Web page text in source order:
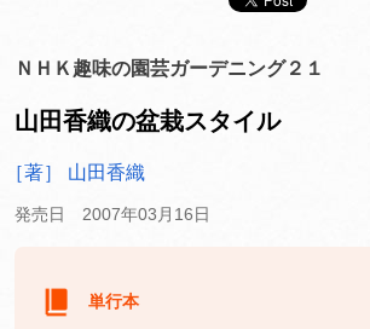
ＮＨＫ趣味の園芸ガーデニング２１
山田香織の盆栽スタイル
［著］ 山田香織
発売日 2007年03月16日
単行本